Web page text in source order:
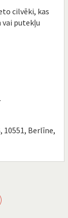
cilvēki, kas
putekļu
10551, Berlīne,